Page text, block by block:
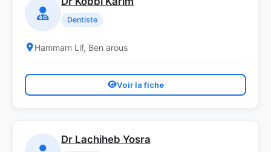
Dentiste
Hammam Lif, Ben arous
Voir la fiche
Dr Lachiheb Yosra